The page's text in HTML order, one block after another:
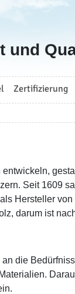
und
Zertifizierung
Seit 1609
Hersteller
darum ist
die